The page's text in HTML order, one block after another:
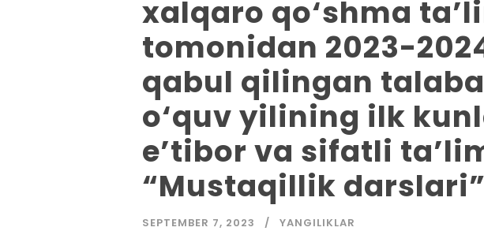
xalqaro qo‘shma
tomonidan 2023-
qabul qilingan
o‘quv yilining ilk
e’tibor va sifatli
“Mustaqillik
SEPTEMBER 7, 2023 YANGILIKLAR